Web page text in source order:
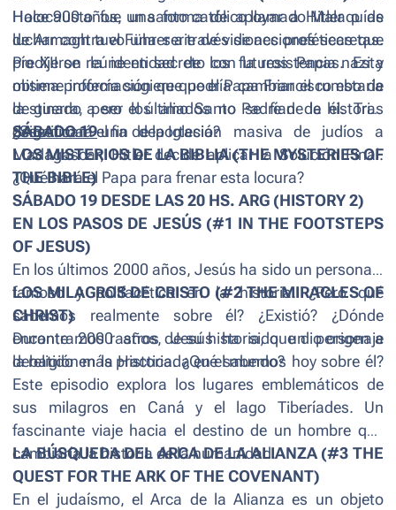
Holocausto fue una forma de apoyar a Hitler o de
luchar contra el Führer a través de acciones secretas.
Pío XII se reúne en secreto con la resistencia nazi y
obtiene información que podría cambiar el rumbo de
la guerra, pero los aliados no se fían de él. Tras
desestimar una deportación masiva de judíos a
Madagascar, Hitler decide aplicar la Solución Final.
¿Qué hará el Papa para frenar esta locura?
Hace 900 años, un santo católico llamado Malaquías
de Armagh tuvo una serie de visiones proféticas que
predijeron la identidad de los futuros Papas. Esta
misma profecía sugiere que el Papa Francisco estaría
destinado a ser el último Santo Padre de la historia.
¿Significará el fin de la Iglesia?
SÁBADO 19
LOS MISTERIOS DE LA BIBLIA (THE MYSTERIES OF
THE BIBLE)
SÁBADO 19 DESDE LAS 20 HS. ARG (HISTORY 2)
EN LOS PASOS DE JESÚS (#1 IN THE FOOTSTEPS
OF JESUS)
En los últimos 2000 años, Jesús ha sido un personaje
famoso y polifacético en la historia. ¿Pero qué
sabemos realmente sobre él? ¿Existió? ¿Dónde
encontramos rastros de su historia, que dio origen a
la religión más practicada en el mundo?
LOS MILAGROS DE CRISTO (#2 THE MIRACLES OF
CHRIST)
Durante 2000 años, Jesús ha sido un personaje
debatido en la Historia. ¿Qué sabemos hoy sobre él?
Este episodio explora los lugares emblemáticos de
sus milagros en Caná y el lago Tiberíades. Un
fascinante viaje hacia el destino de un hombre que
cambiaría la historia de la humanidad.
LA BÚSQUEDA DEL ARCA DE LA ALIANZA (#3 THE
QUEST FOR THE ARK OF THE COVENANT)
En el judaísmo, el Arca de la Alianza es un objeto